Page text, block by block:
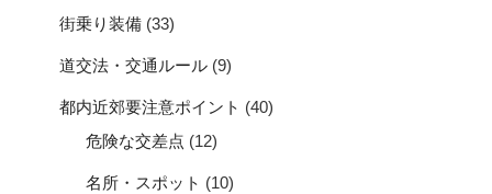
街乗り装備 (33)
道交法・交通ルール (9)
都内近郊要注意ポイント (40)
危険な交差点 (12)
名所・スポット (10)